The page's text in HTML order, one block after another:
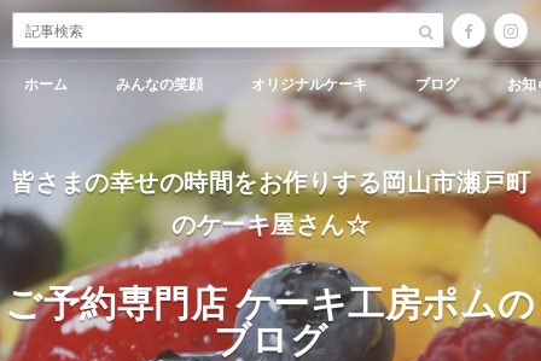
ホーム みんなの笑顔 オリジナルケーキ ブログ お知
皆さまの幸せの時間をお作りする岡山市瀬戸町
のケーキ屋さん☆
ご予約専門店 ケーキ工房ポムの
ブログ